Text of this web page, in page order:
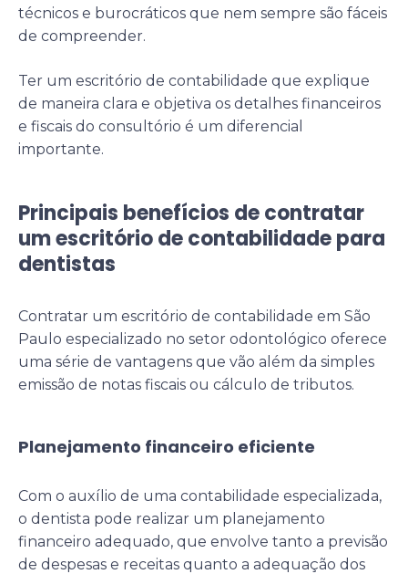
técnicos e burocráticos que nem sempre são fáceis
de compreender.
Ter um escritório de contabilidade que explique
de maneira clara e objetiva os detalhes financeiros
e fiscais do consultório é um diferencial
importante.
Principais benefícios de contratar
um escritório de contabilidade para
dentistas
Contratar um escritório de contabilidade em São
Paulo especializado no setor odontológico oferece
uma série de vantagens que vão além da simples
emissão de notas fiscais ou cálculo de tributos.
Planejamento financeiro eficiente
Com o auxílio de uma contabilidade especializada,
o dentista pode realizar um planejamento
financeiro adequado, que envolve tanto a previsão
de despesas e receitas quanto a adequação dos